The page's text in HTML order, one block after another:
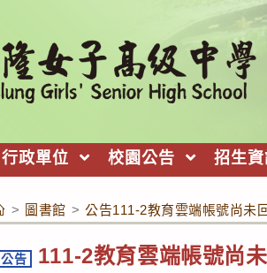
行政單位 校園公告 招生資
> 圖書館 > 公告111-2教育雲端帳號尚未
公告 111-2教育雲端帳號尚